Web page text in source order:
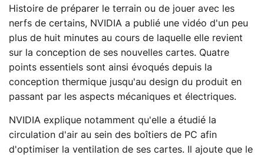
Histoire de préparer le terrain ou de jouer avec les
nerfs de certains, NVIDIA a publié une vidéo d'un peu
plus de huit minutes au cours de laquelle elle revient
sur la conception de ses nouvelles cartes. Quatre
points essentiels sont ainsi évoqués depuis la
conception thermique jusqu'au design du produit en
passant par les aspects mécaniques et électriques.
NVIDIA explique notamment qu'elle a étudié la
circulation d'air au sein des boîtiers de PC afin
d'optimiser la ventilation de ses cartes. Il ajoute que le